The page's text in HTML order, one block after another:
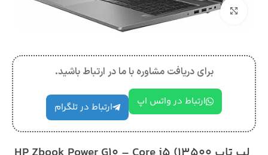
بزرگنمایی تصویر
برای دریافت مشاوره با ما در ارتباط باشید.
ارتباط در واتس اپ ارتباط در تلگرام